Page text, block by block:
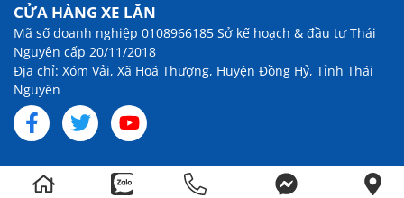
CỬA HÀNG XE LĂN
Mã số doanh nghiệp 0108966185 Sở kế hoạch & đầu tư Thái
Nguyên cấp 20/11/2018
Địa chỉ: Xóm Vải, Xã Hoá Thượng, Huyện Đồng Hỷ, Tỉnh Thái
Nguyên